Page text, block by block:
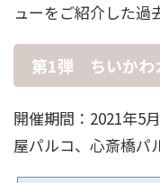
ューをご紹介した過
第1弾 ちいかわ
開催期間：2021年5
屋パルコ、心斎橋パ